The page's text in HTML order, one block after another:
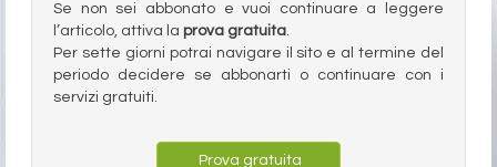
Se non sei abbonato e vuoi continuare a leggere
l’articolo, attiva la prova gratuita.
Per sette giorni potrai navigare il sito e al termine del
periodo decidere se abbonarti o continuare con i
servizi gratuiti.
Prova gratuita